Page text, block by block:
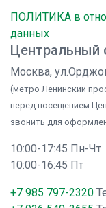
ПОЛИТИКА в
данных
Центральный
Москва,
(метро Ленинский
перед посещением
звонить для
10:00-17:45 Пн-Чт
10:00-16:45 Пт
+7 985 797-2320